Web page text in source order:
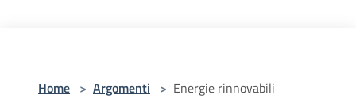
Home > Argomenti > Energie rinnovabili